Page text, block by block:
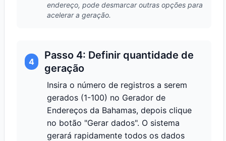
endereço, pode desmarcar outras opções para
acelerar a geração.
4
Passo 4: Definir quantidade de
geração
Insira o número de registros a serem
gerados (1-100) no Gerador de
Endereços da Bahamas, depois clique
no botão "Gerar dados". O sistema
gerará rapidamente todos os dados